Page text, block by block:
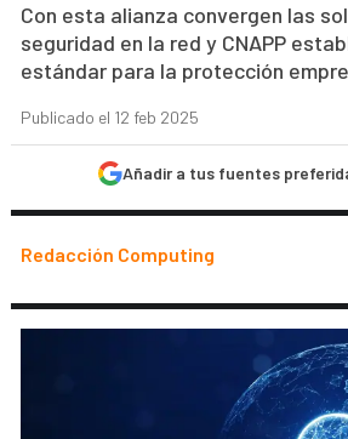
Con esta alianza convergen las
seguridad en la red y CNAPP
estándar para la protección
Publicado el 12 feb 2025
Añadir a tus fuentes
Redacción Computing